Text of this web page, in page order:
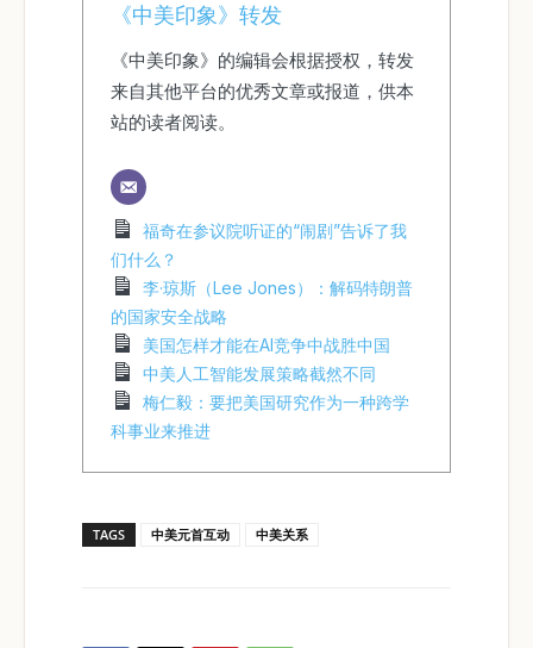
《中美印象》转发
《中美印象》的编辑会根据授权，转发
来自其他平台的优秀文章或报道，供本
站的读者阅读。
福奇在参议院听证的“闹剧”告诉了我
们什么？
李·琼斯（Lee Jones）：解码特朗普
的国家安全战略
美国怎样才能在AI竞争中战胜中国
中美人工智能发展策略截然不同
梅仁毅：要把美国研究作为一种跨学
科事业来推进
TAGS 中美元首互动 中美关系